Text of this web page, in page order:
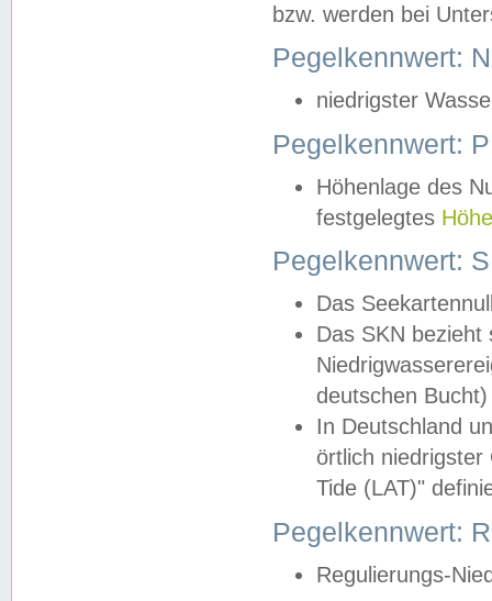
bzw. werden bei
Pegelkennwert:
niedrigster
Pegelkennwert:
Höhenlage des
festgelegtes
Pegelkennwert:
Das
Das SKN
deutschen
In Deutschland
örtlich
Tide (LAT)"
Pegelkennwert:
Regulierungs-